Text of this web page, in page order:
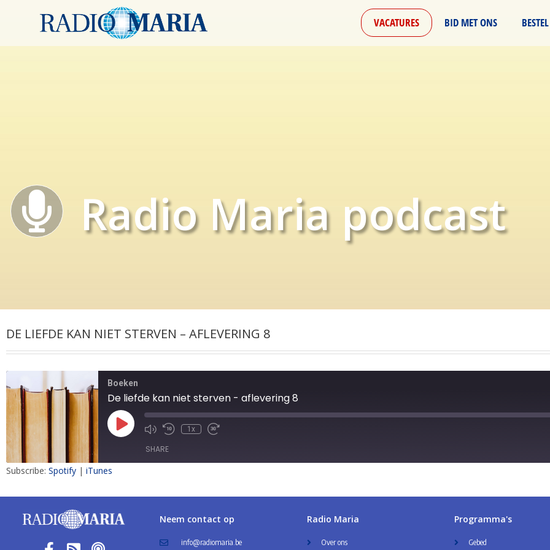
VACATURES BID MET ONS BESTEL
Radio Maria podcast
DE LIEFDE KAN NIET STERVEN – AFLEVERING 8
Boeken
De liefde kan niet sterven - aflevering 8
1x
SHARE
LINK
Subscribe: Spotify | iTunes
Neem contact op
info@radiomaria.be
Radio Maria
Over ons
Programma's
Gebed